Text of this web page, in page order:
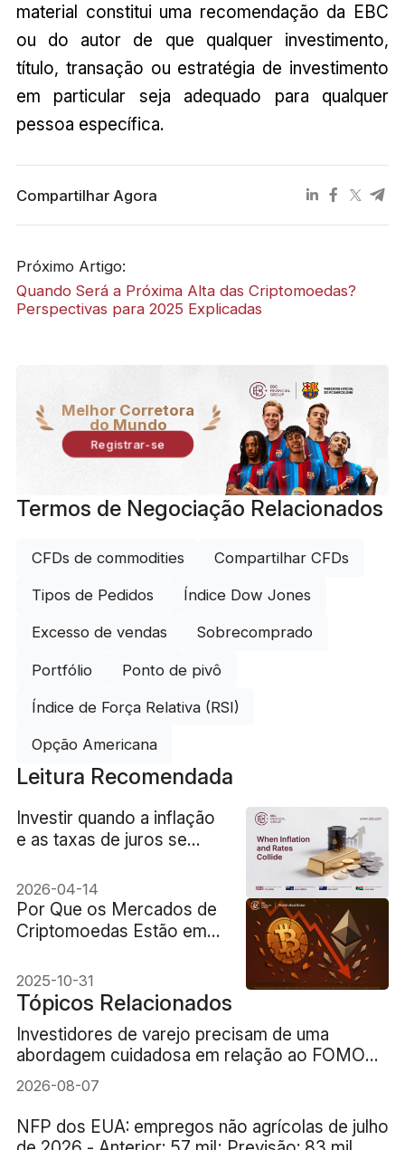
material constitui uma recomendação da EBC
ou do autor de que qualquer investimento,
título, transação ou estratégia de investimento
em particular seja adequado para qualquer
pessoa específica.
Compartilhar Agora
Próximo Artigo:
Quando Será a Próxima Alta das Criptomoedas?
Perspectivas para 2025 Explicadas
Melhor Corretora
do Mundo
Registrar-se
Termos de Negociação Relacionados
CFDs de commodities Compartilhar CFDs
Tipos de Pedidos Índice Dow Jones
Excesso de vendas Sobrecomprado
Portfólio Ponto de pivô
Índice de Força Relativa (RSI)
Opção Americana
Leitura Recomendada
Investir quando a inflação
e as taxas de juros se
2026-04-14
Por Que os Mercados de
Criptomoedas Estão em
Juros Pelo Fed?
2025-10-31
Tópicos Relacionados
Investidores de varejo precisam de uma
abordagem cuidadosa em relação ao FOMO
(medo de ficar de fora) da IA
2026-08-07
NFP dos EUA: empregos não agrícolas de julho